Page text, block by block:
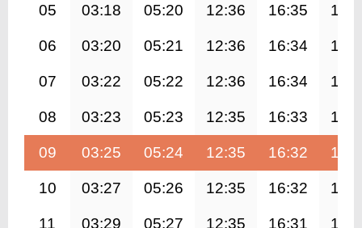
05 03:18 05:20 12:36 16:35
06 03:20 05:21 12:36 16:34
07 03:22 05:22 12:36 16:34
08 03:23 05:23 12:35 16:33
09 03:25 05:24 12:35 16:32
10 03:27 05:26 12:35 16:32
11 03:29 05:27 12:35 16:31